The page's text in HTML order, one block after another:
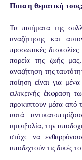
Ποια η θεματική τους;
Τα ποιήματα της
αναζήτησης και
προσωπικές
πορεία της ζωής
αναζήτηση της
ποίηση είναι για
ειλικρινής έκφραση
προκύπτουν μέσα από
αυτά
αμφιβολία, την
στόχο να
αποδεχτούν τις δικές